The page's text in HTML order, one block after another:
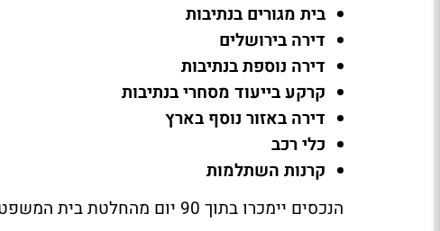
בית מגורים בנתיבות
דירה בירושלים
דירה נוספת בנתיבות
קרקע בייעוד מסחרי בנתיבות
דירה באזור נוסף בארץ
כלי רכב
קרנות השתלמות
הנכסים יימכרו בתוך 90 יום מהחלטת בית המשפט, והכספים יועברו ישירות לנושים.